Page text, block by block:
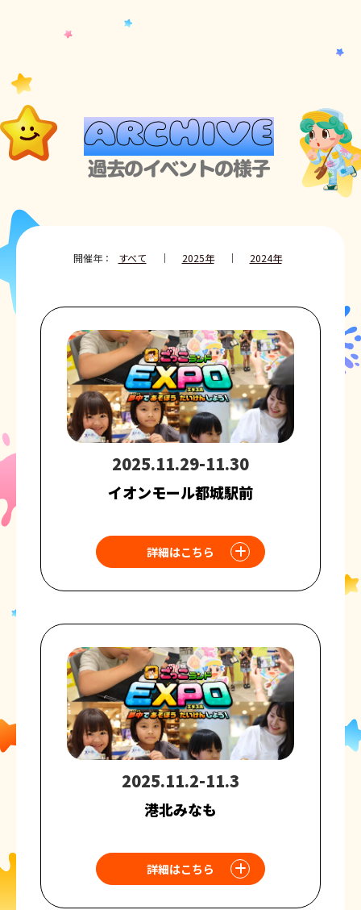
ARCHIVE
過去のイベントの様子
開催年： すべて ｜ 2025年 ｜ 2024年
2025.11.29-11.30
イオンモール都城駅前
詳細はこちら
2025.11.2-11.3
港北みなも
詳細はこちら